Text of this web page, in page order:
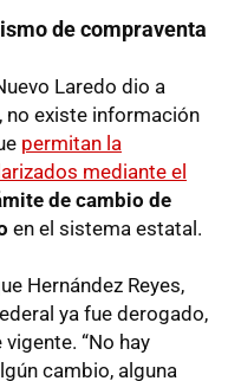
de compraventa
Laredo dio a
no existe información
permitan la
mediante el
de cambio de
en el sistema estatal.
Hernández Reyes,
ya fue derogado,
“No hay
cambio, alguna